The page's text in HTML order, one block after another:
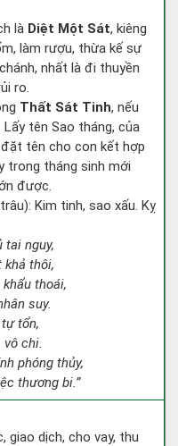
là Diệt Một Sát, kiêng
làm rượu, thừa kế sự
nhất là đi thuyền
ro.
Thất Sát Tinh, nếu
tên Sao tháng, của
tên cho con kết hợp
trong tháng sinh mới
được.
Kim tinh, sao xấu. Kỵ
tai nguy,
khả thôi,
thoái,
suy.
tổn,
chi.
phóng thủy,
thương bi.”
giao dịch, cho vay, thu